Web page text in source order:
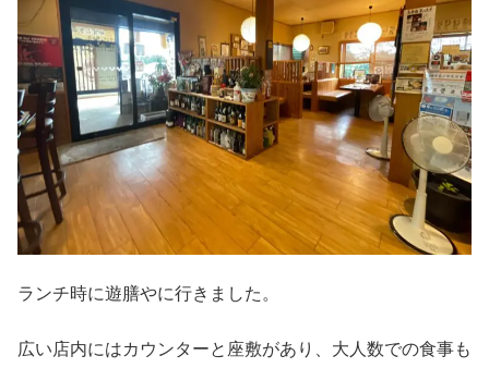
ランチ時に遊膳やに行きました。
広い店内にはカウンターと座敷があり、大人数での食事も